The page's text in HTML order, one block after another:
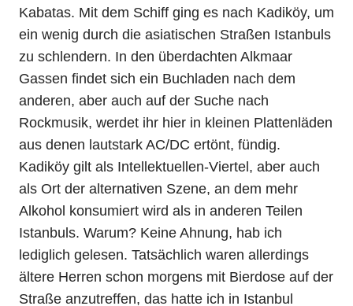
Kabatas. Mit dem Schiff ging es nach Kadiköy, um
ein wenig durch die asiatischen Straßen Istanbuls
zu schlendern. In den überdachten Alkmaar
Gassen findet sich ein Buchladen nach dem
anderen, aber auch auf der Suche nach
Rockmusik, werdet ihr hier in kleinen Plattenläden
aus denen lautstark AC/DC ertönt, fündig.
Kadiköy gilt als Intellektuellen-Viertel, aber auch
als Ort der alternativen Szene, an dem mehr
Alkohol konsumiert wird als in anderen Teilen
Istanbuls. Warum? Keine Ahnung, hab ich
lediglich gelesen. Tatsächlich waren allerdings
ältere Herren schon morgens mit Bierdose auf der
Straße anzutreffen, das hatte ich in Istanbul